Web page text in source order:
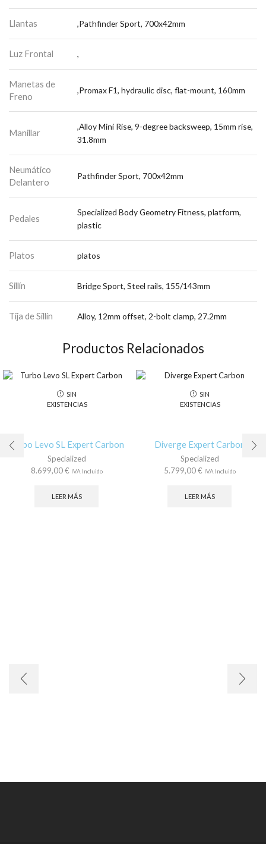
Llantas ,Pathfinder Sport, 700x42mm
Luz Frontal ,
Manetas de
Freno
,Promax F1, hydraulic disc, flat-mount, 160mm
Manillar
,Alloy Mini Rise, 9-degree backsweep, 15mm rise,
31.8mm
Neumático
Delantero
Pathfinder Sport, 700x42mm
Pedales
Specialized Body Geometry Fitness, platform,
plastic
Platos platos
Sillín Bridge Sport, Steel rails, 155/143mm
Tija de Sillín Alloy, 12mm offset, 2-bolt clamp, 27.2mm
Productos Relacionados
SIN
EXISTENCIAS
Turbo Levo SL Expert Carbon
Specialized
8.699,00€ IVA Incluido
LEER MÁS
SIN
EXISTENCIAS
Diverge Expert Carbon
Specialized
5.799,00€ IVA Incluido
LEER MÁS